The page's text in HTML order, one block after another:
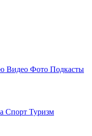
Видео Фото Подкасты
Спорт Туризм